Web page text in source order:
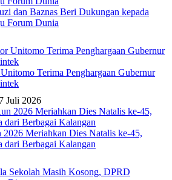
dan Baznas Beri Dukungan kepada
Forum Dunia
Terima Penghargaan Gubernur
Juli 2026
Meriahkan Dies Natalis ke-45,
dari Berbagai Kalangan